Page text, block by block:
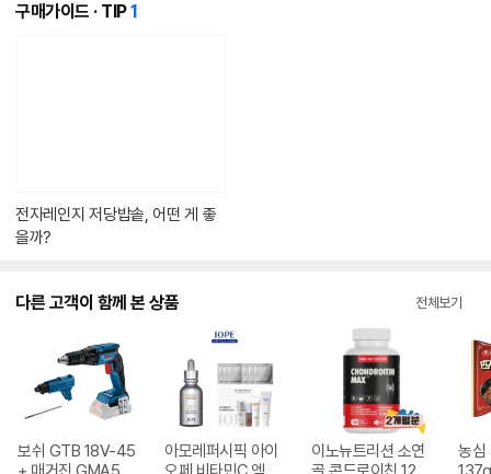
구매가이드 · TIP1개
전자레인지 저당밥솥, 어떤 게 좋
을까?
다른 고객이 함께 본 상품 전체보기
보쉬 GTB 18V-45
아모레퍼시픽 아이
이노뉴트리션 소연
농심